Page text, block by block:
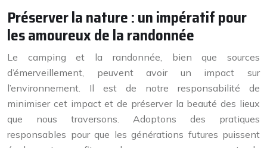
Préserver la nature : un impératif pour
les amoureux de la randonnée
Le camping et la randonnée, bien que sources
d’émerveillement, peuvent avoir un impact sur
l’environnement. Il est de notre responsabilité de
minimiser cet impact et de préserver la beauté des lieux
que nous traversons. Adoptons des pratiques
responsables pour que les générations futures puissent